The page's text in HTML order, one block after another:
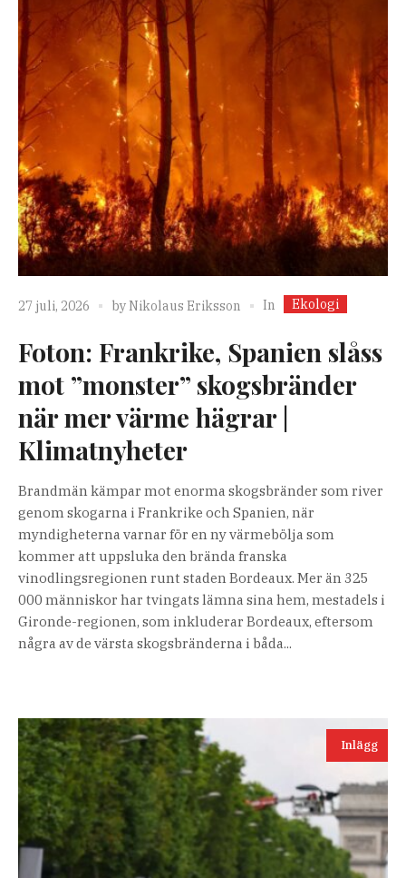
27 juli, 2026 byNikolaus Eriksson In Ekologi
Foton: Frankrike, Spanien slåss
mot ”monster” skogsbränder
när mer värme hägrar |
Klimatnyheter
Brandmän kämpar mot enorma skogsbränder som river
genom skogarna i Frankrike och Spanien, när
myndigheterna varnar för en ny värmebölja som
kommer att uppsluka den brända franska
vinodlingsregionen runt staden Bordeaux. Mer än 325
000 människor har tvingats lämna sina hem, mestadels i
Gironde-regionen, som inkluderar Bordeaux, eftersom
några av de värsta skogsbränderna i båda...
Inlägg